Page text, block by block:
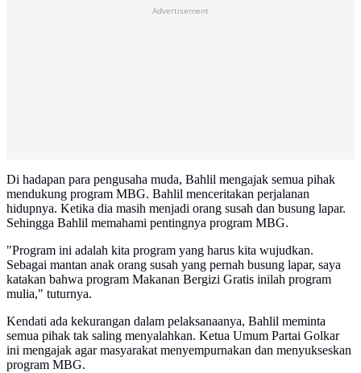
Advertisement
Di hadapan para pengusaha muda, Bahlil mengajak semua pihak
mendukung program MBG. Bahlil menceritakan perjalanan
hidupnya. Ketika dia masih menjadi orang susah dan busung lapar.
Sehingga Bahlil memahami pentingnya program MBG.
"Program ini adalah kita program yang harus kita wujudkan.
Sebagai mantan anak orang susah yang pernah busung lapar, saya
katakan bahwa program Makanan Bergizi Gratis inilah program
mulia," tuturnya.
Kendati ada kekurangan dalam pelaksanaanya, Bahlil meminta
semua pihak tak saling menyalahkan. Ketua Umum Partai Golkar
ini mengajak agar masyarakat menyempurnakan dan menyukseskan
program MBG.